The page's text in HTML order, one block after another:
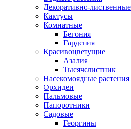
Декоративно-лиственные
Кактусы
Комнатные
Бегония
Гардения
Красивоцветущие
Азалия
Тысячелистник
Насекомоядные растения
Орхидеи
Пальмовые
Папоротники
Садовые
Георгины